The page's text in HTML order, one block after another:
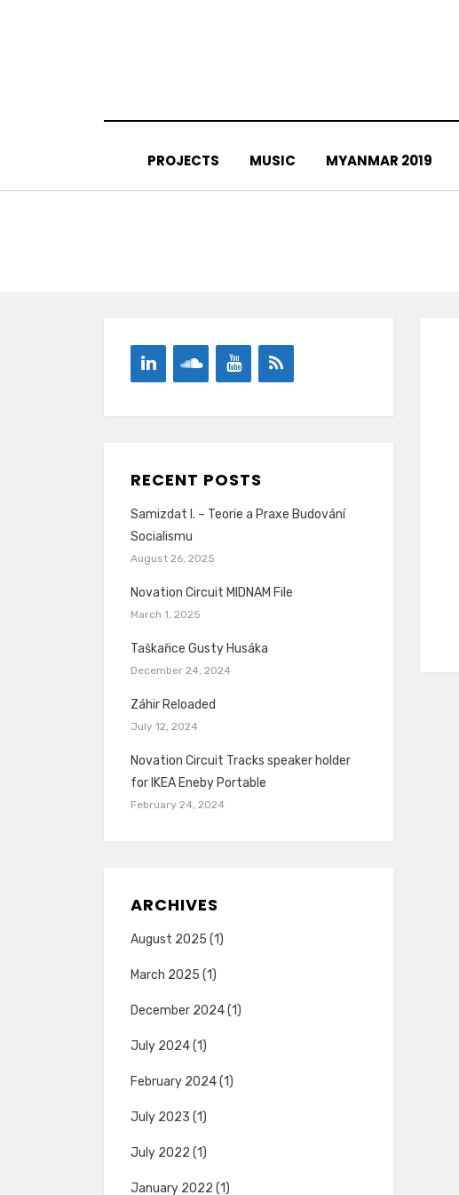
PROJECTS MUSIC MYANMAR 2019
RECENT POSTS
Samizdat I. – Teorie a Praxe Budování
Socialismu
August 26, 2025
Novation Circuit MIDNAM File
March 1, 2025
Taškařice Gusty Husáka
December 24, 2024
Záhir Reloaded
July 12, 2024
Novation Circuit Tracks speaker holder
for IKEA Eneby Portable
February 24, 2024
ARCHIVES
August 2025 (1)
March 2025 (1)
December 2024(1)
July 2024(1)
February 2024(1)
July 2023 (1)
July 2022 (1)
January 2022 (1)